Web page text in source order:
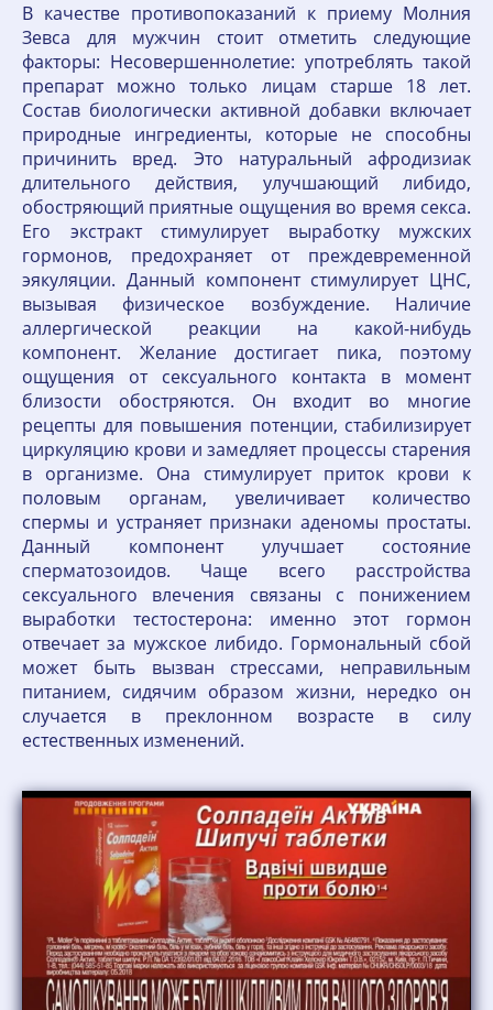
В качестве противопоказаний к приему Молния
Зевса для мужчин стоит отметить следующие
факторы: Несовершеннолетие: употреблять такой
препарат можно только лицам старше 18 лет.
Состав биологически активной добавки включает
природные ингредиенты, которые не способны
причинить вред. Это натуральный афродизиак
длительного действия, улучшающий либидо,
обостряющий приятные ощущения во время секса.
Его экстракт стимулирует выработку мужских
гормонов, предохраняет от преждевременной
эякуляции. Данный компонент стимулирует ЦНС,
вызывая физическое возбуждение. Наличие
аллергической реакции на какой-нибудь
компонент. Желание достигает пика, поэтому
ощущения от сексуального контакта в момент
близости обостряются. Он входит во многие
рецепты для повышения потенции, стабилизирует
циркуляцию крови и замедляет процессы старения
в организме. Она стимулирует приток крови к
половым органам, увеличивает количество
спермы и устраняет признаки аденомы простаты.
Данный компонент улучшает состояние
сперматозоидов. Чаще всего расстройства
сексуального влечения связаны с понижением
выработки тестостерона: именно этот гормон
отвечает за мужское либидо. Гормональный сбой
может быть вызван стрессами, неправильным
питанием, сидячим образом жизни, нередко он
случается в преклонном возрасте в силу
естественных изменений.